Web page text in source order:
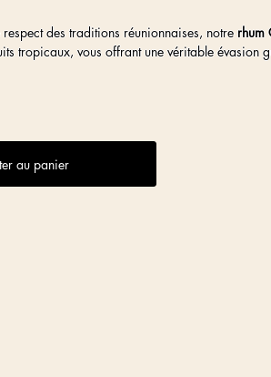
des traditions réunionnaises, notre rhum
tropicaux, vous offrant une véritable évasion
au panier